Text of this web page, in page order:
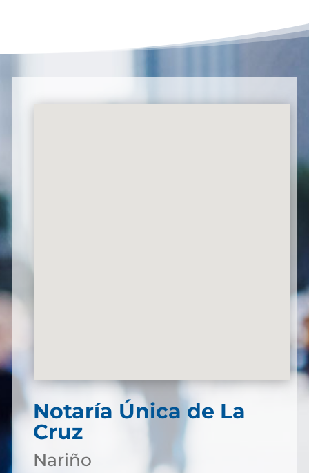
Notaría Única de La
Cruz
Nariño